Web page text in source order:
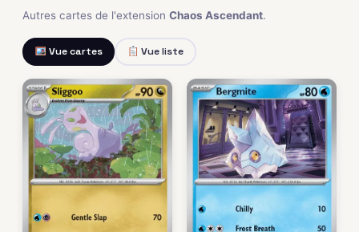
Autres cartes de l'extension Chaos Ascendant.
Vue cartes Vue liste